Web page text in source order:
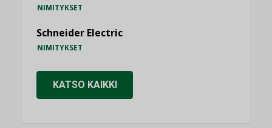
NIMITYKSET
Schneider Electric
NIMITYKSET
KATSO KAIKKI